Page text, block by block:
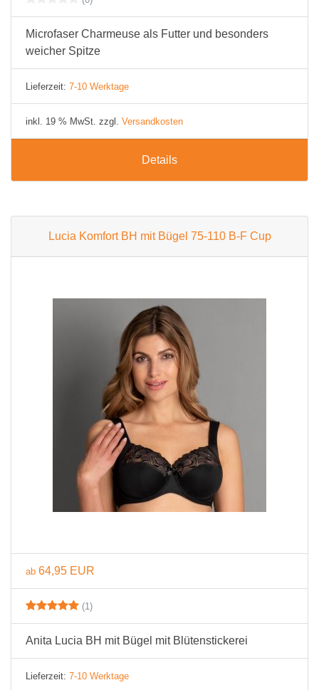
Microfaser Charmeuse als Futter und besonders
weicher Spitze
Lieferzeit: 7-10 Werktage
inkl. 19 % MwSt. zzgl. Versandkosten
Details
Lucia Komfort BH mit Bügel 75-110 B-F Cup
ab 64,95 EUR
(1)
Anita Lucia BH mit Bügel mit Blütenstickerei
Lieferzeit: 7-10 Werktage